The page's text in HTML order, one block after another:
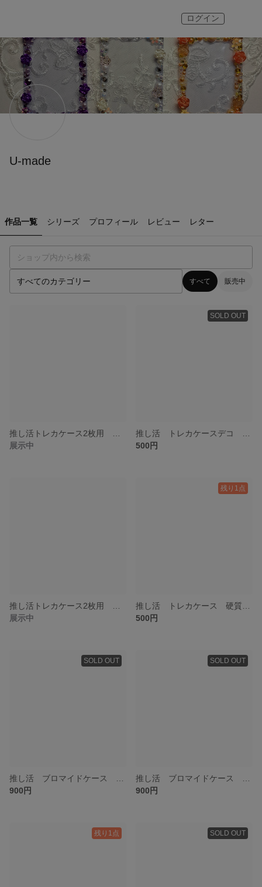
ログイン
U-made
作品一覧 シリーズ プロフィール レビュー レター
すべて 販売中
展示中
SOLD OUT
500円
展示中
残り1点
500円
SOLD OUT
900円
SOLD OUT
900円
残り1点 SOLD OUT